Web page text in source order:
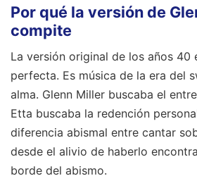
Por qué la versión de
compite
La versión original de los años 40
perfecta. Es música de la era del
alma. Glenn Miller buscaba el
Etta buscaba la redención
diferencia abismal entre cantar
desde el alivio de haberlo
borde del abismo.